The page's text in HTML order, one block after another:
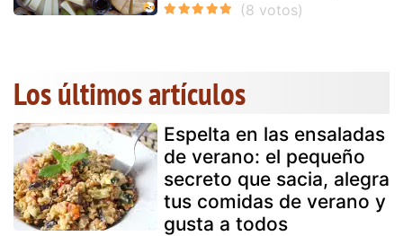
Los últimos artículos
Espelta en las ensaladas
de verano: el pequeño
secreto que sacia, alegra
tus comidas de verano y
gusta a todos